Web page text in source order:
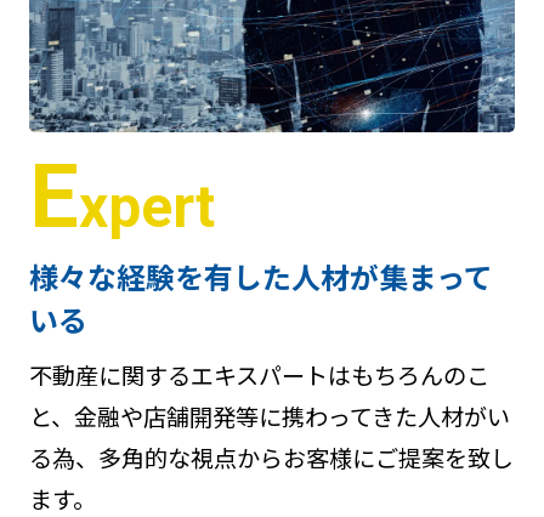
Expert
様々な経験を有した人材が集まって
いる
不動産に関するエキスパートはもちろんのこ
と、金融や店舗開発等に携わってきた人材がい
る為、多角的な視点からお客様にご提案を致し
ます。